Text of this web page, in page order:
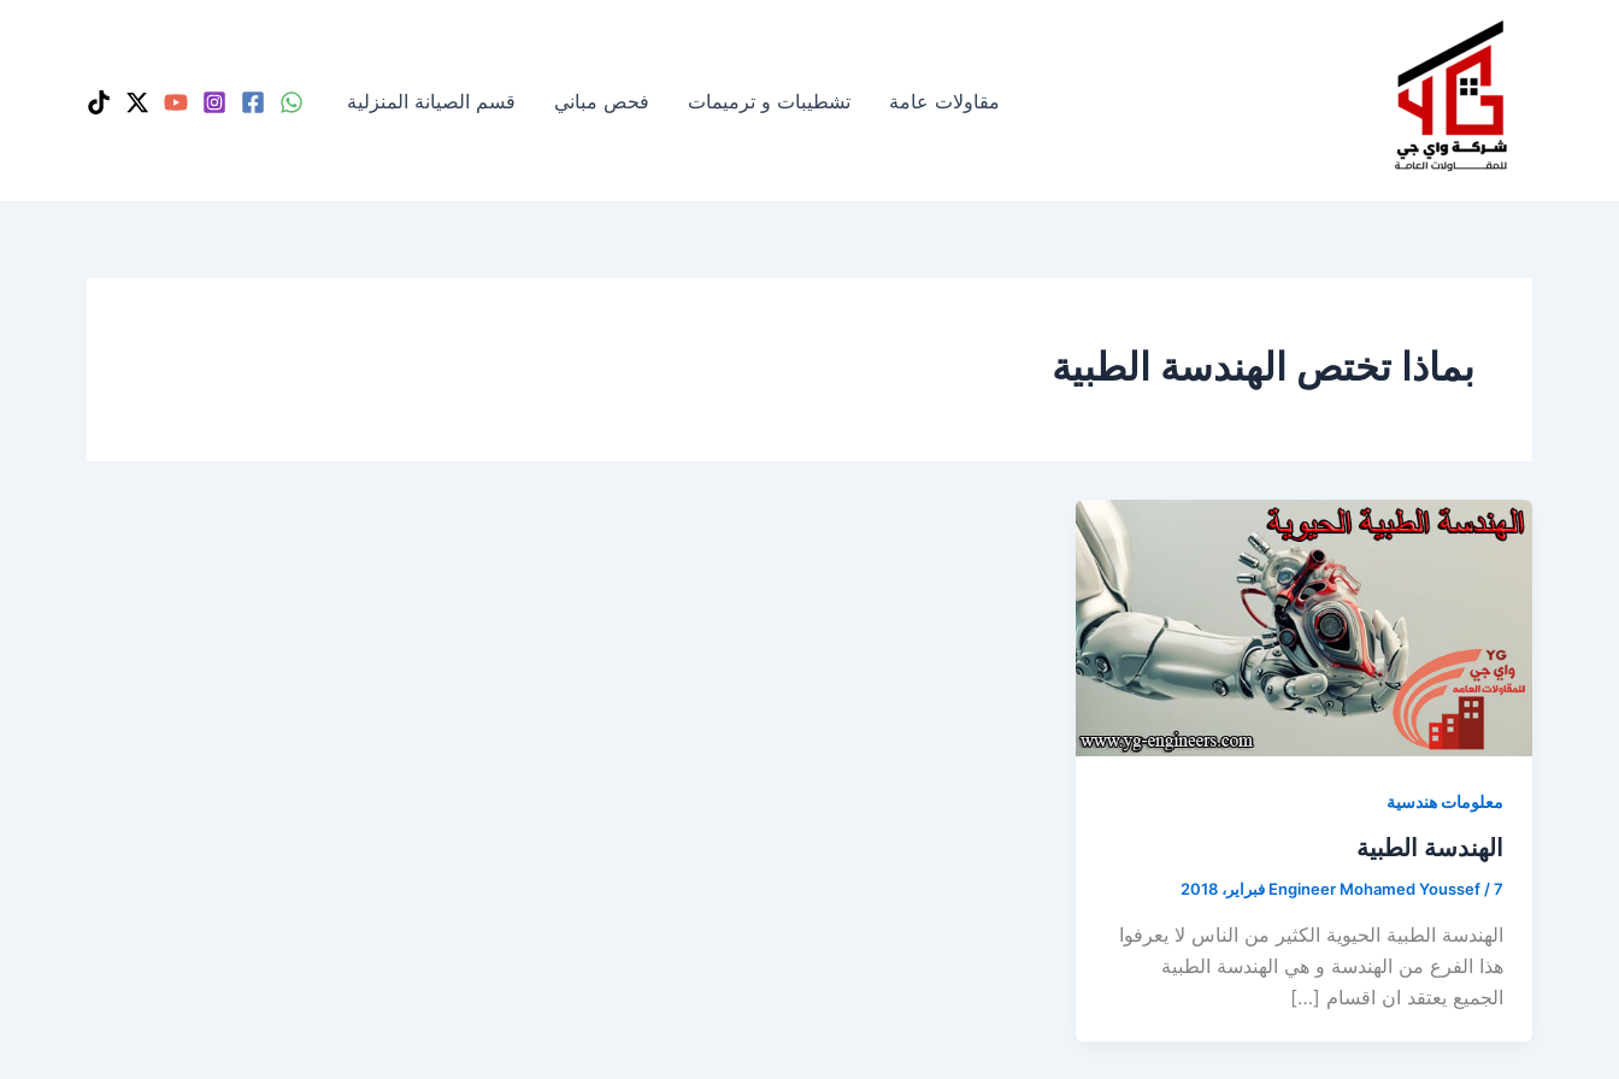
مقاولات عامة
تشطيبات و ترميمات فحص مباني قسم الصيانة المنزلية
بماذا تختص الهندسة الطبية
معلومات هندسية
الهندسة الطبية
Engineer Mohamed Youssef/7 فبراير، 2018
الهندسة الطبية الحيوية الكثير من الناس لا يعرفوا
هذا الفرع من الهندسة و هي الهندسة الطبية
الجميع يعتقد ان اقسام […]